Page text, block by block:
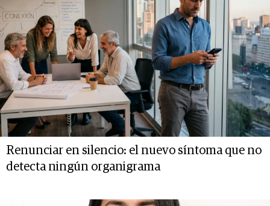
Renunciar en silencio: el nuevo síntoma que no
detecta ningún organigrama